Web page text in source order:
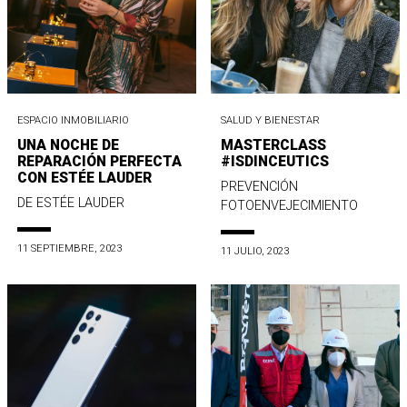
ESPACIO INMOBILIARIO
UNA NOCHE DE
REPARACIÓN PERFECTA
CON ESTÉE LAUDER
DE ESTÉE LAUDER
11 SEPTIEMBRE, 2023
SALUD Y BIENESTAR
MASTERCLASS
#ISDINCEUTICS
PREVENCIÓN
FOTOENVEJECIMIENTO
11 JULIO, 2023